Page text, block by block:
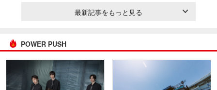
最新記事をもっと見る
POWER PUSH